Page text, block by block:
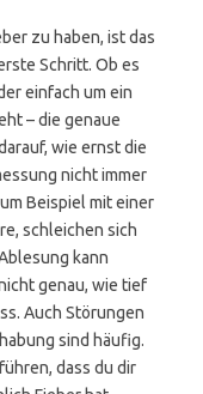
zu haben, ist das
Schritt. Ob es
einfach um ein
– die genaue
wie ernst die
nicht immer
Beispiel mit einer
schleichen sich
kann
genau, wie tief
Auch Störungen
sind häufig.
dass du dir